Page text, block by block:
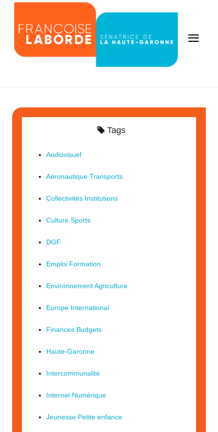
Tags
Audiovisuel
Aéronautique Transports
Collectivités Institutions
Culture Sports
DGF
Emploi Formation
Environnement Agriculture
Europe International
Finances Budgets
Haute-Garonne
Intercommunalité
Internet Numérique
Jeunesse Petite enfance